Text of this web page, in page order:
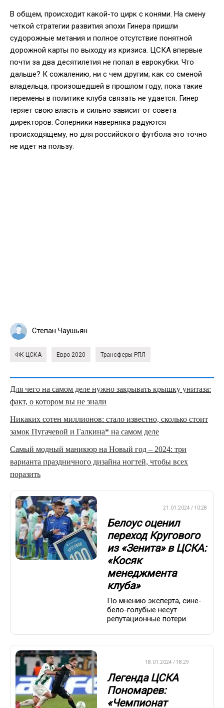
В общем, происходит какой-то цирк с конями. На смену
четкой стратегии развития эпохи Гинера пришли
судорожные метания и полное отсутствие понятной
дорожной карты по выходу из кризиса. ЦСКА впервые
почти за два десятилетия не попал в еврокубки. Что
дальше? К сожалению, ни с чем другим, как со сменой
владельца, произошедшей в прошлом году, пока такие
перемены в политике клуба связать не удается. Гинер
теряет свою власть и сильно зависит от совета
директоров. Соперники наверняка радуются
происходящему, но для российского футбола это точно
не идет на пользу.
Степан Чаушьян
ФК ЦСКА Евро-2020 Трансферы РПЛ
Для чего на самом деле нужно закрывать крышку унитаза:
факт, о котором вы не знали
Никаких сотен миллионов: стало известно, сколько стоит
замок Пугачевой и Галкина* на самом деле
Самый модный маникюр на Новый год – 2024: три
варианта праздничного дизайна ногтей, чтобы всех
поразить
21.01.2024 / 10:28
Белоус оценил
переход Кругового
из «Зенита» в ЦСКА:
«Косяк
менеджмента
клуба»
По мнению эксперта, сине-
бело-голубые несут
репутационные потери
18.01.2024 / 18:29
Легенда ЦСКА
Пономарев:
«Чемпионат